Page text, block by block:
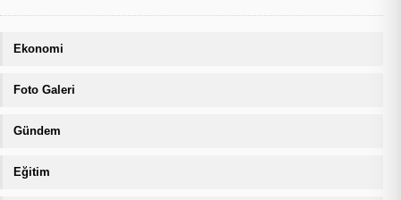
Ekonomi
Foto Galeri
Gündem
Eğitim